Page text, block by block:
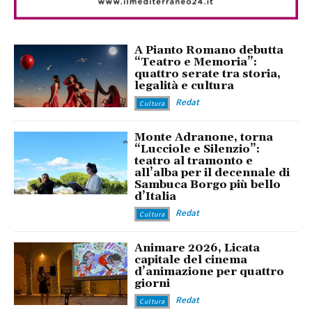
A Pianto Romano debutta
“Teatro e Memoria”:
quattro serate tra storia,
legalità e cultura
Cultura Redat
Monte Adranone, torna
“Lucciole e Silenzio”:
teatro al tramonto e
all’alba per il decennale di
Sambuca Borgo più bello
d’Italia
Cultura Redat
Animare 2026, Licata
capitale del cinema
d’animazione per quattro
giorni
Cultura Redat